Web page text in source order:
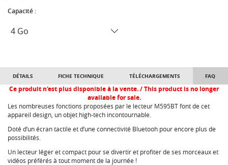
Capacité :
DÉTAILS FICHE TECHNIQUE TÉLÉCHARGEMENTS FAQ
Ce produit n'est plus disponible à la vente. / This product is no longer
available for sale.
Les nombreuses fonctions proposées par le lecteur M595BT font de cet
appareil design, un objet high-tech incontournable.
Doté d’un écran tactile et d’une connectivité Bluetooh pour encore plus de
possibilités.
Un lecteur léger et compact pour se divertir et profiter de ses morceaux et
vidéos préférés à tout moment de la journée !